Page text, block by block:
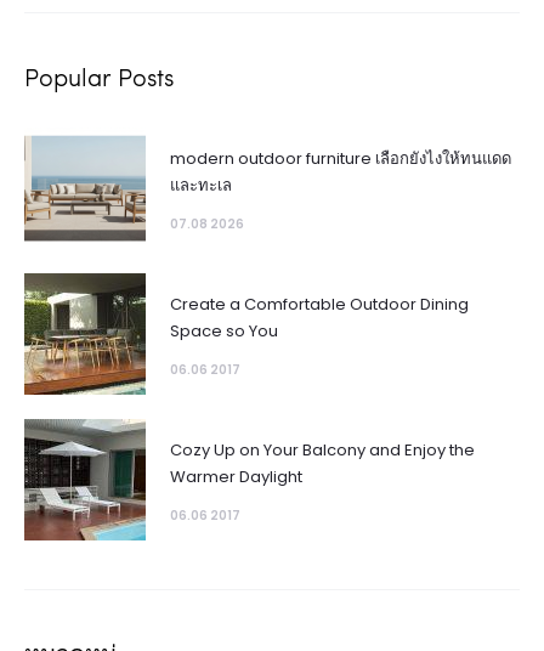
Popular Posts
modern outdoor furniture เลือกยังไงให้ทนแดด
และทะเล
07.08 2026
Create a Comfortable Outdoor Dining
Space so You
06.06 2017
Cozy Up on Your Balcony and Enjoy the
Warmer Daylight
06.06 2017